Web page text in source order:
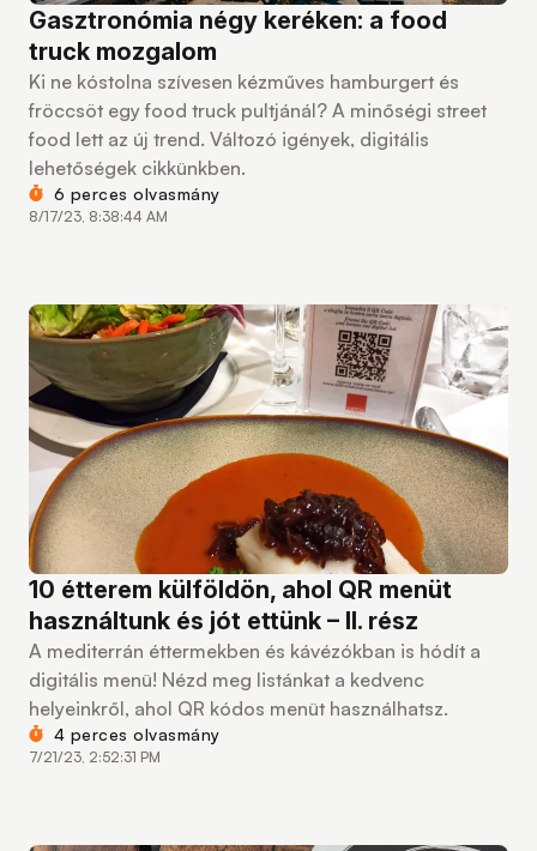
Gasztronómia négy keréken: a food
truck mozgalom
Ki ne kóstolna szívesen kézműves hamburgert és
fröccsöt egy food truck pultjánál? A minőségi street
food lett az új trend. Változó igények, digitális
lehetőségek cikkünkben.
6 perces olvasmány
8/17/23, 8:38:44 AM
10 étterem külföldön, ahol QR menüt
használtunk és jót ettünk – II. rész
A mediterrán éttermekben és kávézókban is hódít a
digitális menü! Nézd meg listánkat a kedvenc
helyeinkről, ahol QR kódos menüt használhatsz.
4 perces olvasmány
7/21/23, 2:52:31 PM